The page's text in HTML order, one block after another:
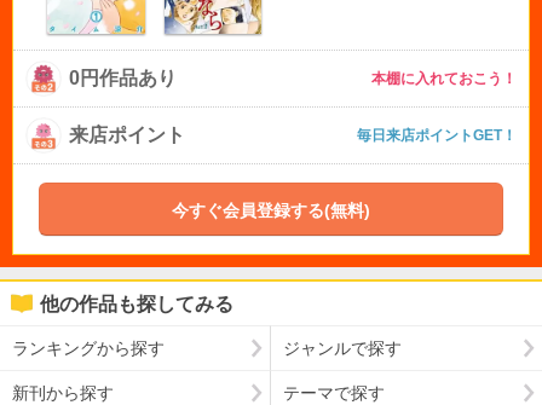
0円作品あり 本棚に入れておこう！
来店ポイント 毎日来店ポイントGET！
今すぐ会員登録する(無料)
他の作品も探してみる
ランキングから探す ジャンルで探す
新刊から探す テーマで探す